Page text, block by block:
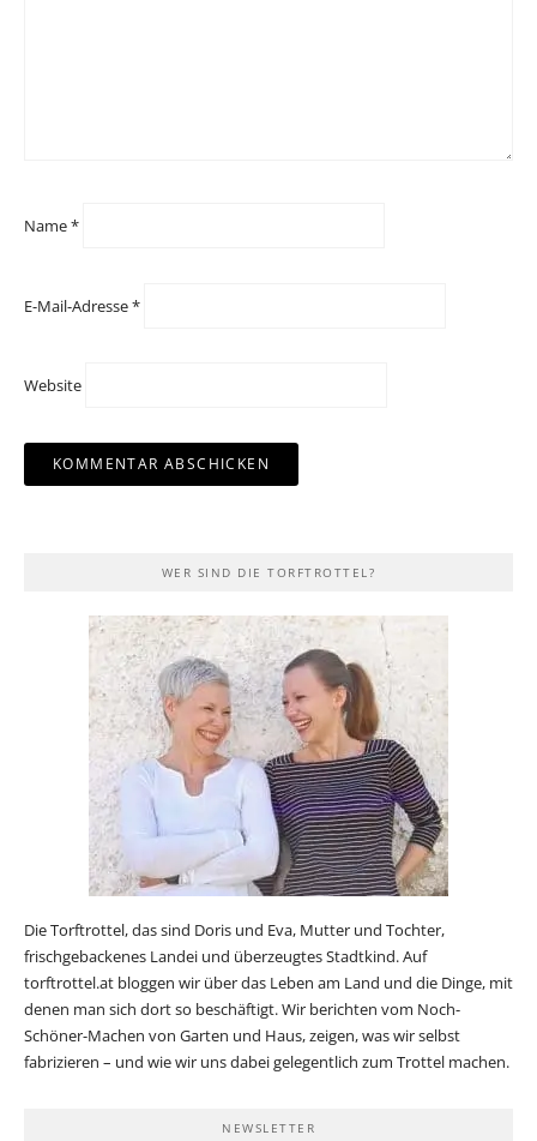
Name*
E-Mail-Adresse*
Website
WER SIND DIE TORFTROTTEL?
Die Torftrottel, das sind Doris und Eva, Mutter und Tochter,
frischgebackenes Landei und überzeugtes Stadtkind. Auf
torftrottel.at bloggen wir über das Leben am Land und die Dinge, mit
denen man sich dort so beschäftigt. Wir berichten vom Noch-
Schöner-Machen von Garten und Haus, zeigen, was wir selbst
fabrizieren – und wie wir uns dabei gelegentlich zum Trottel machen.
NEWSLETTER